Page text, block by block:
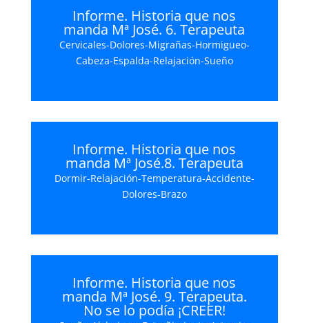
Informe. Historia que nos
manda Mª José. 6. Terapeuta
Cervicales-Dolores-Migrañas-Hormigueo-
Cabeza-Espalda-Relajación-Sueño
Informe. Historia que nos
manda Mª José.8. Terapeuta
Dormir-Relajación-Temperatura-Accidente-
Dolores-Brazo
Informe. Historia que nos
manda Mª José. 9. Terapeuta.
No se lo podía ¡CREER!